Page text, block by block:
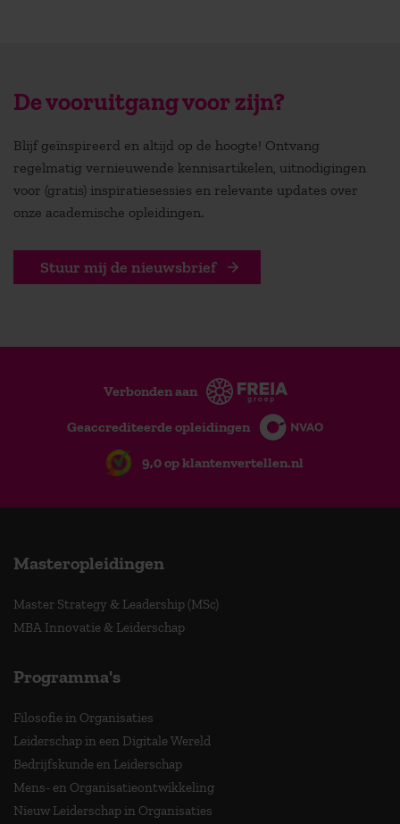
De vooruitgang voor zijn?
Blijf geïnspireerd en altijd op de hoogte! Ontvang
regelmatig vernieuwende kennisartikelen, uitnodigingen
voor (gratis) inspiratiesessies en relevante updates over
onze academische opleidingen.
Stuur mij de nieuwsbrief
Verbonden aan
Geaccrediteerde opleidingen
9,0 op klantenvertellen.nl
Masteropleidingen
Master Strategy & Leadership (MSc)
MBA Innovatie & Leiderschap
Programma's
Filosofie in Organisaties
Leiderschap in een Digitale Wereld
Bedrijfskunde en Leiderschap
Mens- en Organisatieontwikkeling
Nieuw Leiderschap in Organisaties